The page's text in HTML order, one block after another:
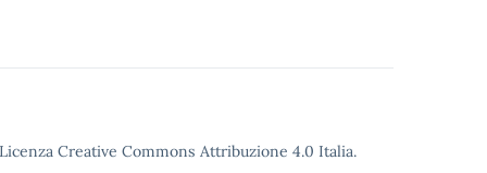
Creative Commons Attribuzione 4.0 Italia.